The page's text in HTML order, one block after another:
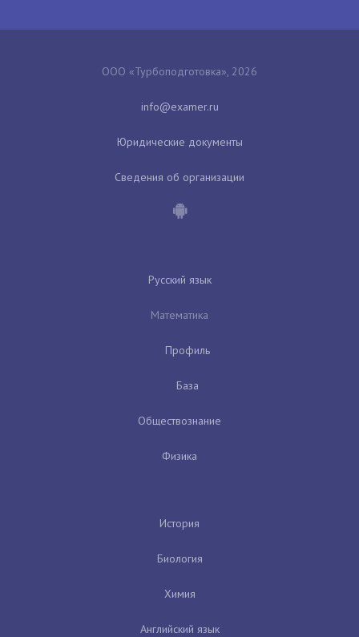
ООО «Турбоподготовка», 2026
Юридические документы
Сведения об организации
Русский язык
Математика
Профиль
База
Обществознание
Физика
История
Биология
Химия
Английский язык